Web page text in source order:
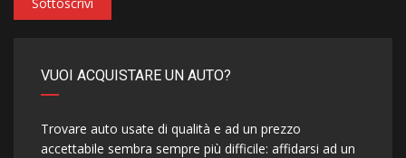
VUOI ACQUISTARE UN AUTO?
Trovare auto usate di qualità e ad un prezzo
accettabile sembra sempre più difficile: affidarsi ad un